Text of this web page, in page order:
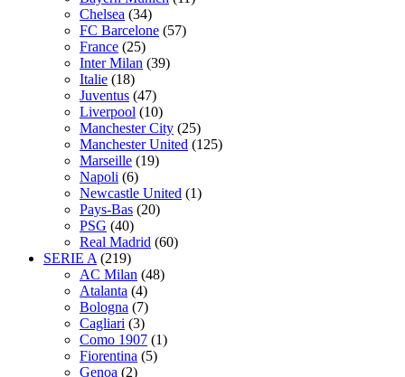
Chelsea (34)
FC Barcelone (57)
France (25)
Inter Milan (39)
Italie (18)
Juventus (47)
Liverpool (10)
Manchester City (25)
Manchester United (125)
Marseille (19)
Napoli (6)
Newcastle United (1)
Pays-Bas (20)
PSG (40)
Real Madrid (60)
SERIE A (219)
AC Milan (48)
Atalanta (4)
Bologna (7)
Cagliari (3)
Como 1907 (1)
Fiorentina (5)
Genoa (2)